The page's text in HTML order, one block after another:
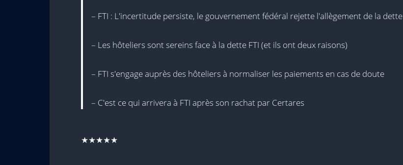
– FTI : L'incertitude persiste, le gouvernement fédéral rejette l'allègement de la dette
– Les hôteliers sont sereins face à la dette FTI (et ils ont deux raisons)
– FTI s'engage auprès des hôteliers à normaliser les paiements en cas de doute
– C'est ce qui arrivera à FTI après son rachat par Certares
★★★★★